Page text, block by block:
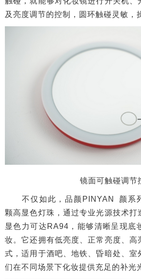
及亮度调节的控制，圆环触碰灵敏，
镜面可触碰调节
不仅如此，品颜PINYAN 颜系
颗高显色灯珠，通过专业光源技术打
显色力可达RA94，能够清晰呈现底
妆。它还拥有低亮度、正常亮度、高
式，适用于酒吧、地铁、昏暗处、室
们在不同场景下化妆提供充足的补光